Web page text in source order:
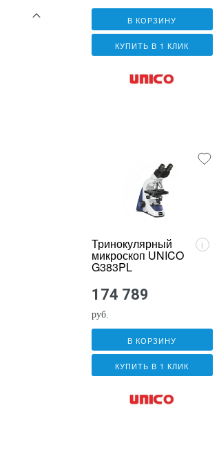
В КОРЗИНУ
КУПИТЬ В 1 КЛИК
Тринокулярный
микроскоп UNICO
G383PL
i
174 789
руб.
В КОРЗИНУ
КУПИТЬ В 1 КЛИК